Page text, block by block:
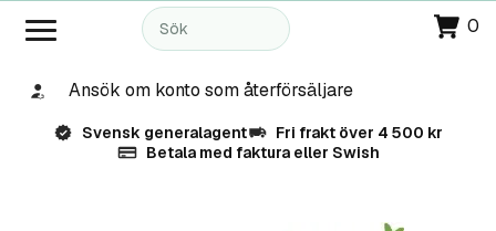
0
Ansök om konto som återförsäljare
Svensk generalagent
Fri frakt över 4 500 kr
Betala med faktura eller Swish